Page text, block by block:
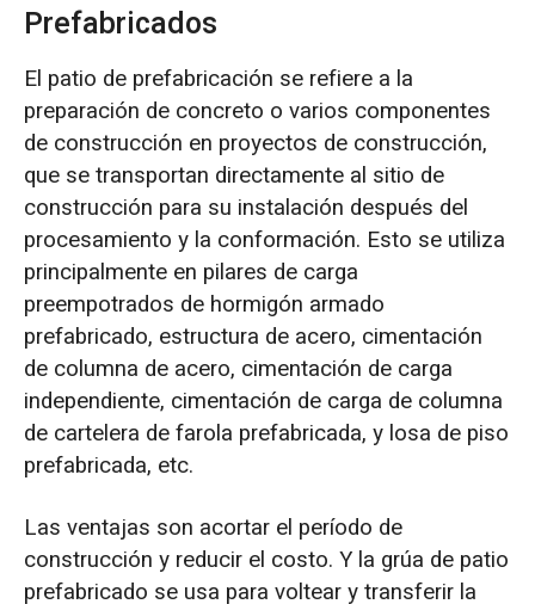
Prefabricados
El patio de prefabricación se refiere a la
preparación de concreto o varios componentes
de construcción en proyectos de construcción,
que se transportan directamente al sitio de
construcción para su instalación después del
procesamiento y la conformación. Esto se utiliza
principalmente en pilares de carga
preempotrados de hormigón armado
prefabricado, estructura de acero, cimentación
de columna de acero, cimentación de carga
independiente, cimentación de carga de columna
de cartelera de farola prefabricada, y losa de piso
prefabricada, etc.
Las ventajas son acortar el período de
construcción y reducir el costo. Y la grúa de patio
prefabricado se usa para voltear y transferir la